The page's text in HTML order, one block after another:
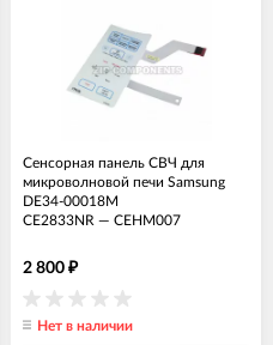
Сенсорная панель СВЧ для
микроволновой печи Samsung
DE34-00018M
CE2833NR — СЕНМ007
2 800 ₽
Нет в наличии